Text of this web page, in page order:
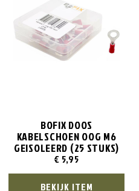
BOFIX DOOS
KABELSCHOEN OOG M6
GEISOLEERD (25 STUKS)
€ 5,95
BEKIJK ITEM